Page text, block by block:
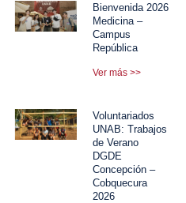
Bienvenida 2026
Medicina –
Campus
República
Ver más >>
Voluntariados
UNAB: Trabajos
de Verano
DGDE
Concepción –
Cobquecura
2026